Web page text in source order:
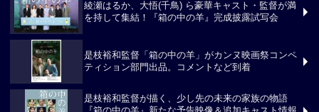
綾瀬はるか、大悟(千鳥) ら豪華キャスト・監督が満
を持して集結！『箱の中の羊』完成披露試写会
是枝裕和監督「箱の中の羊」がカンヌ映画祭コンペ
ティション部門出品。コメントなど到着
是枝裕和監督が描く、少し先の未来の家族の物語